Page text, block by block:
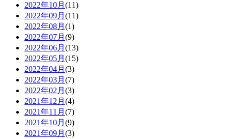
2022年10月 (11)
2022年09月 (11)
2022年08月 (1)
2022年07月 (9)
2022年06月 (13)
2022年05月 (15)
2022年04月 (3)
2022年03月 (7)
2022年02月 (3)
2021年12月 (4)
2021年11月 (7)
2021年10月 (9)
2021年09月 (3)